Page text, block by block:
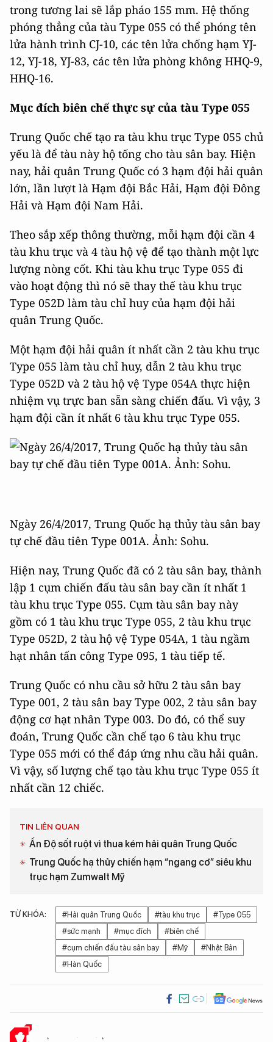
trong tương lai sẽ lắp pháo 155 mm. Hệ thống
phóng thẳng của tàu Type 055 có thể phóng tên
lửa hành trình CJ-10, các tên lửa chống hạm YJ-
12, YJ-18, YJ-83, các tên lửa phòng không HHQ-9,
HHQ-16.
Mục đích biên chế thực sự của tàu Type 055
Trung Quốc chế tạo ra tàu khu trục Type 055 chủ
yếu là để tàu này hộ tống cho tàu sân bay. Hiện
nay, hải quân Trung Quốc có 3 hạm đội hải quân
lớn, lần lượt là Hạm đội Bắc Hải, Hạm đội Đông
Hải và Hạm đội Nam Hải.
Theo sắp xếp thông thường, mỗi hạm đội cần 4
tàu khu trục và 4 tàu hộ vệ để tạo thành một lực
lượng nòng cốt. Khi tàu khu trục Type 055 đi
vào hoạt động thì nó sẽ thay thế tàu khu trục
Type 052D làm tàu chỉ huy của hạm đội hải
quân Trung Quốc.
Một hạm đội hải quân ít nhất cần 2 tàu khu trục
Type 055 làm tàu chỉ huy, dẫn 2 tàu khu trục
Type 052D và 2 tàu hộ vệ Type 054A thực hiện
nhiệm vụ trực ban sẵn sàng chiến đấu. Vì vậy, 3
hạm đội cần ít nhất 6 tàu khu trục Type 055.
Ngày 26/4/2017, Trung Quốc hạ thủy tàu sân bay
tự chế đầu tiên Type 001A. Ảnh: Sohu.
Hiện nay, Trung Quốc đã có 2 tàu sân bay, thành
lập 1 cụm chiến đấu tàu sân bay cần ít nhất 1
tàu khu trục Type 055. Cụm tàu sân bay này
gồm có 1 tàu khu trục Type 055, 2 tàu khu trục
Type 052D, 2 tàu hộ vệ Type 054A, 1 tàu ngầm
hạt nhân tấn công Type 095, 1 tàu tiếp tế.
Trung Quốc có nhu cầu sở hữu 2 tàu sân bay
Type 001, 2 tàu sân bay Type 002, 2 tàu sân bay
động cơ hạt nhân Type 003. Do đó, có thể suy
đoán, Trung Quốc cần chế tạo 6 tàu khu trục
Type 055 mới có thể đáp ứng nhu cầu hải quân.
Vì vậy, số lượng chế tạo tàu khu trục Type 055 ít
nhất cần 12 chiếc.
TIN LIÊN QUAN
Ấn Độ sốt ruột vì thua kém hải quân Trung Quốc
Trung Quốc hạ thủy chiến hạm “ngang cơ” siêu khu
trục hạm Zumwalt Mỹ
TỪ KHÓA: #Hải quân Trung Quốc #tàu khu trục
#Type 055
#sức mạnh
#mục đích
#biên chế
#cụm chiến đấu tàu sân bay
#Mỹ
#Nhật Bản
#Hàn Quốc